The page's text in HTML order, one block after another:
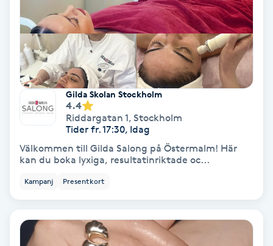
Fibromassage
Fillers
Fotmassage
Fotsvamp
Fotvård
Fransar
Fransborttagning
Gilda Skolan Stockholm
4.4
Riddargatan 1, Stockholm
Tider fr. 17:30, Idag
Välkommen till Gilda Salong på Östermalm! Här
kan du boka lyxiga, resultatinriktade oc...
Kampanj Presentkort